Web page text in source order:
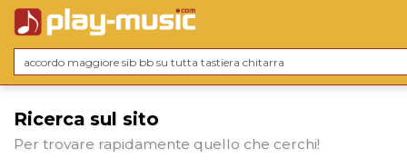
Ricerca sul sito
Per trovare rapidamente quello che cerchi!